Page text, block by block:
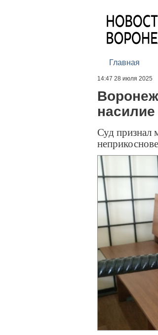
Главная
14:47 28 июля 2025
Суд признал